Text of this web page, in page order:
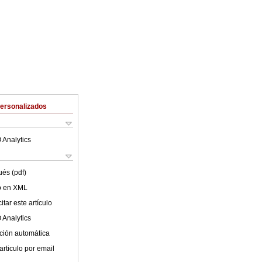
Analytics
(pdf)
en XML
este artículo
Analytics
automática
por email